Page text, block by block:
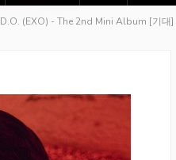
D.O. (EXO) - The 2nd Mini Album [기대]